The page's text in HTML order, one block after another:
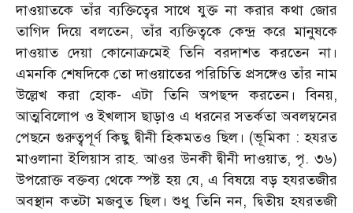
দাওয়াতকে তাঁর ব্যক্তিত্বের সাথে যুক্ত না করার কথা জোর
তাগিদ দিয়ে বলতেন, তাঁর ব্যক্তিত্বকে কেন্দ্র করে মানুষকে
দাওয়াত দেয়া কোনোক্রমেই তিনি বরদাশত করতেন না।
এমনকি শেষদিকে তো দাওয়াতের পরিচিতি প্রসঙ্গেও তাঁর নাম
উল্লেখ করা হোক- এটা তিনি অপছন্দ করতেন। বিনয়,
আত্মবিলোপ ও ইখলাস ছাড়াও এ ধরনের সতর্কতা অবলম্বনের
পেছনে গুরুত্বপূর্ণ কিছু দ্বীনী হিকমতও ছিল। (ভূমিকা : হযরত
মাওলানা ইলিয়াস রাহ. আওর উনকী দ্বীনী দাওয়াত, পৃ. ৩৬)
উপরোক্ত বক্তব্য থেকে স্পষ্ট হয় যে, এ বিষয়ে বড় হযরতজীর
অবস্থান কতটা মজবুত ছিল। শুধু তিনি নন, দ্বিতীয় হযরতজী